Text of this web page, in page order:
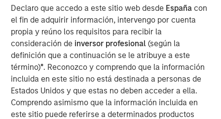
Declaro que accedo a este sitio web desde España con
el fin de adquirir información, intervengo por cuenta
propia y reúno los requisitos para recibir la
consideración de inversor profesional(según la
definición que a continuación se le atribuye a este
término)*. Reconozco y comprendo que la información
incluida en este sitio no está destinada a personas de
Estados Unidos y que estas no deben acceder a ella.
Comprendo asimismo que la información incluida en
este sitio puede referirse a determinados productos
Portfolio Solutions Group
The Portfolio Solutions Group is a comprehensive multi-
asset business, with activity across all asset strategies
and types (traditional and alternative), through solutions
that span fully liquid (public assets), comprehensive
(public and private assets) and fully private portfolios.
Offerings are delivered via a managed portfolio or model,
in discretionary or advisory format.